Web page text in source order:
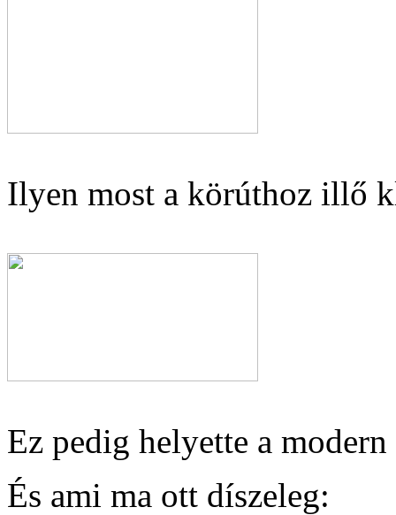
Ilyen most a körúthoz illő
Ez pedig helyette a
És ami ma ott díszeleg: